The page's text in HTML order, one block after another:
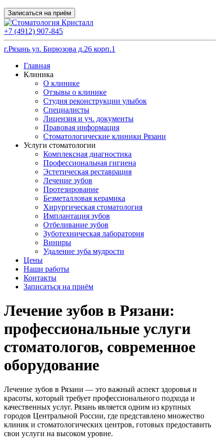
Записаться на приём
+7 (4912) 907-845
г.Рязань ул. Бирюзова д.26 корп.1
Главная
Клиника
О клинике
Отзывы о клинике
Студия реконструкции улыбок
Специалисты
Лицензия и уч. документы
Правовая информация
Стоматологические клиники Рязани
Услуги стоматологии
Комплексная диагностика
Профессиональная гигиена
Эстетическая реставрация
Лечение зубов
Протезирование
Безметалловая керамика
Хирургическая стоматология
Имплантация зубов
Отбеливание зубов
Зуботехническая лаборатория
Виниры
Удаление зуба мудрости
Цены
Наши работы
Контакты
Записаться на приём
Лечение зубов в Рязани:
профессиональные услуги
стоматологов, современное
оборудование
Лечение зубов в Рязани — это важный аспект здоровья и
красоты, который требует профессионального подхода и
качественных услуг. Рязань является одним из крупных
городов Центральной России, где представлено множество
клиник и стоматологических центров, готовых предоставить
свои услуги на высоком уровне.